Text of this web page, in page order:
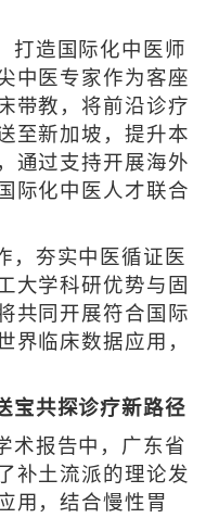
打造国际化中医师
中医专家作为客座
带教，将前沿诊疗
至新加坡，提升本
通过支持开展海外
际化中医人才联合
，夯实中医循证医
大学科研优势与固
共同开展符合国际
界临床数据应用，
共探诊疗新路径
术报告中，广东省
补土流派的理论发
用，结合慢性胃